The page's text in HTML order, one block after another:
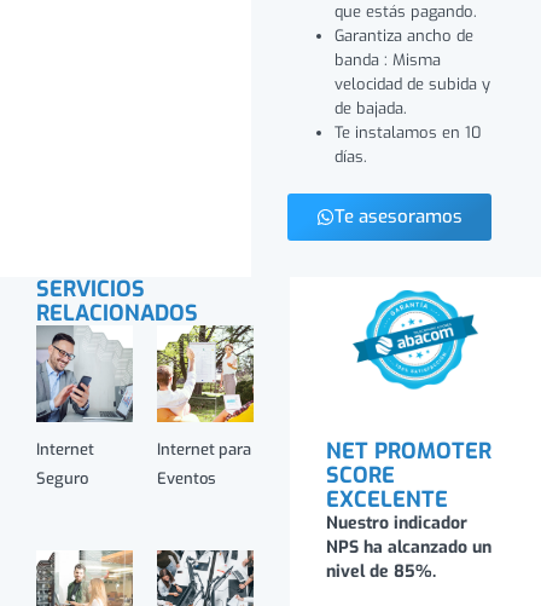
que estás pagando.
Garantiza ancho de
banda : Misma
velocidad de subida y
de bajada.
Te instalamos en 10
días.
Te asesoramos
SERVICIOS
RELACIONADOS
Internet
Seguro
Internet para
Eventos
NET PROMOTER
SCORE
EXCELENTE
Nuestro indicador
NPS ha alcanzado un
nivel de 85%.